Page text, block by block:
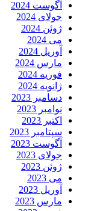
آگوست 2024
جولای 2024
ژوئن 2024
می 2024
آوریل 2024
مارس 2024
فوریه 2024
ژانویه 2024
دسامبر 2023
نوامبر 2023
اکتبر 2023
سپتامبر 2023
آگوست 2023
جولای 2023
ژوئن 2023
می 2023
آوریل 2023
مارس 2023